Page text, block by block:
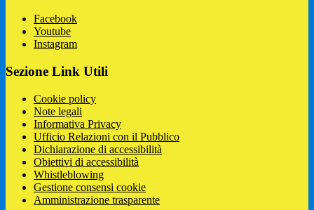
Facebook
Youtube
Instagram
Sezione Link Utili
Cookie policy
Note legali
Informativa Privacy
Ufficio Relazioni con il Pubblico
Dichiarazione di accessibilità
Obiettivi di accessibilità
Whistleblowing
Gestione consensi cookie
Amministrazione trasparente